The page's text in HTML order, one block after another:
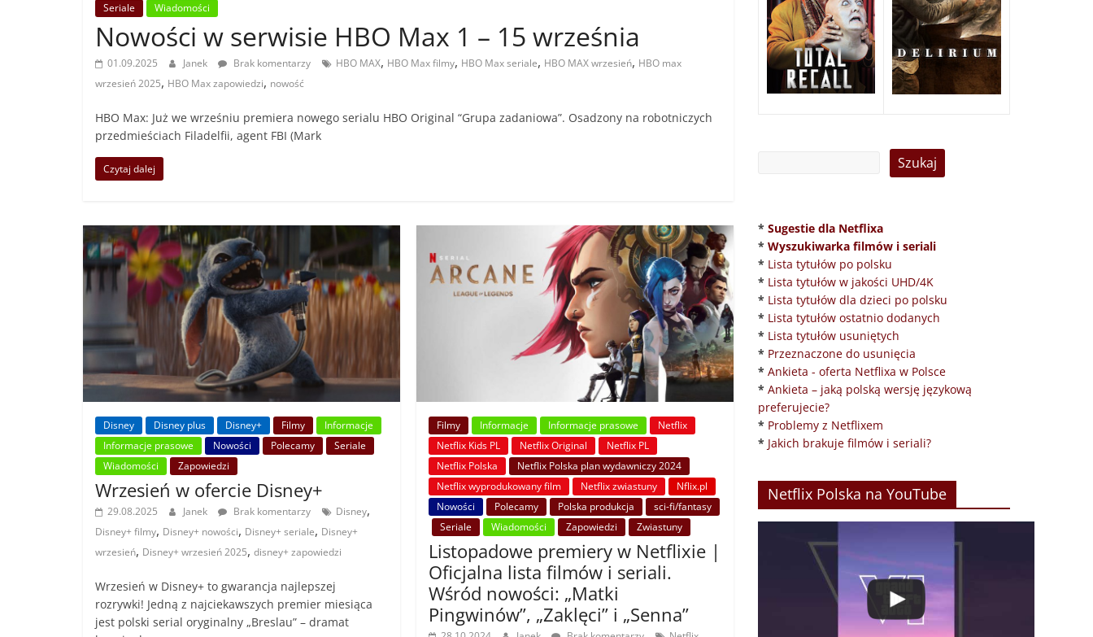
Seriale
Wiadomości
Nowości w serwisie HBO Max 1 – 15 września
01.09.2025 Janek Brak komentarzy HBO MAX, HBO Max filmy, HBO Max seriale, HBO MAX wrzesień, HBO max
wrzesień 2025, HBO Max zapowiedzi, nowość
HBO Max: Już we wrześniu premiera nowego serialu HBO Original “Grupa zadaniowa”. Osadzony na robotniczych
przedmieściach Filadelfii, agent FBI (Mark
Czytaj dalej
Disney Disney plus Disney+ Filmy
Informacje
Informacje prasowe
Nowości Polecamy
Seriale
Wiadomości
Zapowiedzi
Wrzesień w ofercie Disney+
29.08.2025 Janek Brak komentarzy Disney,
Disney+ filmy, Disney+ nowości, Disney+ seriale, Disney+
wrzesień, Disney+ wrzesień 2025, disney+ zapowiedzi
Wrzesień w Disney+ to gwarancja najlepszej
rozrywki! Jedną z najciekawszych premier miesiąca
jest polski serial oryginalny „Breslau” – dramat
Filmy Informacje Informacje prasowe
Netflix
Netflix Kids PL
Netflix Original
Netflix PL
Netflix Polska
Netflix Polska plan wydawniczy 2024
Netflix wyprodukowany film
Netflix zwiastuny
Nflix.pl
Nowości
Polecamy Polska produkcja
sci-fi/fantasy
Seriale
Wiadomości Zapowiedzi Zwiastuny
Listopadowe premiery w Netflixie |
Oficjalna lista filmów i seriali.
Wśród nowości: „Matki
Pingwinów”, „Zaklęci” i „Senna”
* Sugestie dla Netflixa
* Wyszukiwarka filmów i seriali
* Lista tytułów po polsku
* Lista tytułów w jakości UHD/4K
* Lista tytułów dla dzieci po polsku
* Lista tytułów ostatnio dodanych
* Lista tytułów usuniętych
* Przeznaczone do usunięcia
* Ankieta - oferta Netflixa w Polsce
* Ankieta – jaką polską wersję językową
preferujecie?
* Problemy z Netflixem
* Jakich brakuje filmów i seriali?
Netflix Polska na YouTube